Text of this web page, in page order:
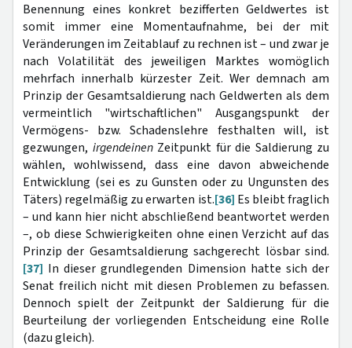
Benennung eines konkret bezifferten Geldwertes ist
somit immer eine Momentaufnahme, bei der mit
Veränderungen im Zeitablauf zu rechnen ist – und zwar je
nach Volatilität des jeweiligen Marktes womöglich
mehrfach innerhalb kürzester Zeit. Wer demnach am
Prinzip der Gesamtsaldierung nach Geldwerten als dem
vermeintlich "wirtschaftlichen" Ausgangspunkt der
Vermögens- bzw. Schadenslehre festhalten will, ist
gezwungen, irgendeinenZeitpunkt für die Saldierung zu
wählen, wohlwissend, dass eine davon abweichende
Entwicklung (sei es zu Gunsten oder zu Ungunsten des
Täters) regelmäßig zu erwarten ist.[36] Es bleibt fraglich
– und kann hier nicht abschließend beantwortet werden
–, ob diese Schwierigkeiten ohne einen Verzicht auf das
Prinzip der Gesamtsaldierung sachgerecht lösbar sind.
[37] In dieser grundlegenden Dimension hatte sich der
Senat freilich nicht mit diesen Problemen zu befassen.
Dennoch spielt der Zeitpunkt der Saldierung für die
Beurteilung der vorliegenden Entscheidung eine Rolle
(dazu gleich).